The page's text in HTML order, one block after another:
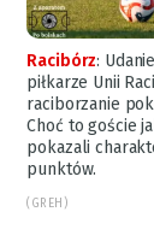
Racibórz:
piłkarze Unii
raciborzanie
Choć to goście
pokazali
punktów.
(GREH)